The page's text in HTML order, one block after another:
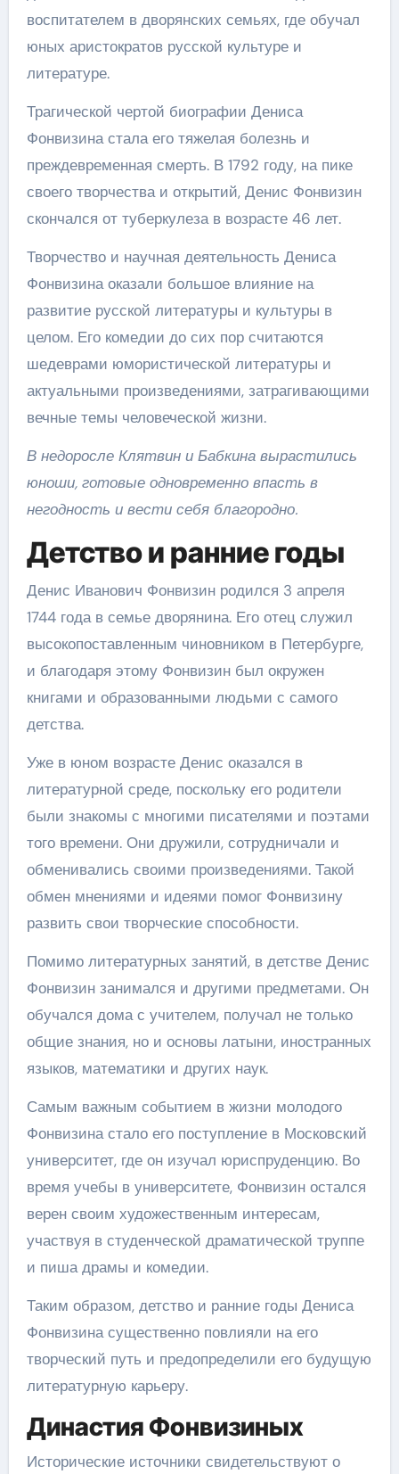
воспитателем в дворянских семьях, где обучал
юных аристократов русской культуре и
литературе.
Трагической чертой биографии Дениса
Фонвизина стала его тяжелая болезнь и
преждевременная смерть. В 1792 году, на пике
своего творчества и открытий, Денис Фонвизин
скончался от туберкулеза в возрасте 46 лет.
Творчество и научная деятельность Дениса
Фонвизина оказали большое влияние на
развитие русской литературы и культуры в
целом. Его комедии до сих пор считаются
шедеврами юмористической литературы и
актуальными произведениями, затрагивающими
вечные темы человеческой жизни.
В недоросле Клятвин и Бабкина вырастились
юноши, готовые одновременно впасть в
негодность и вести себя благородно.
Детство и ранние годы
Денис Иванович Фонвизин родился 3 апреля
1744 года в семье дворянина. Его отец служил
высокопоставленным чиновником в Петербурге,
и благодаря этому Фонвизин был окружен
книгами и образованными людьми с самого
детства.
Уже в юном возрасте Денис оказался в
литературной среде, поскольку его родители
были знакомы с многими писателями и поэтами
того времени. Они дружили, сотрудничали и
обменивались своими произведениями. Такой
обмен мнениями и идеями помог Фонвизину
развить свои творческие способности.
Помимо литературных занятий, в детстве Денис
Фонвизин занимался и другими предметами. Он
обучался дома с учителем, получал не только
общие знания, но и основы латыни, иностранных
языков, математики и других наук.
Самым важным событием в жизни молодого
Фонвизина стало его поступление в Московский
университет, где он изучал юриспруденцию. Во
время учебы в университете, Фонвизин остался
верен своим художественным интересам,
участвуя в студенческой драматической труппе
и пиша драмы и комедии.
Таким образом, детство и ранние годы Дениса
Фонвизина существенно повлияли на его
творческий путь и предопределили его будущую
литературную карьеру.
Династия Фонвизиных
Исторические источники свидетельствуют о